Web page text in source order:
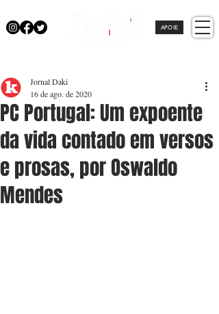
APOIE
PC Portugal: Um expoente
da vida contado em versos
e prosas, por Oswaldo
Mendes
Jornal Daki
16 de ago. de 2020